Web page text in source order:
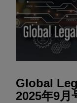
Global
2025年9月